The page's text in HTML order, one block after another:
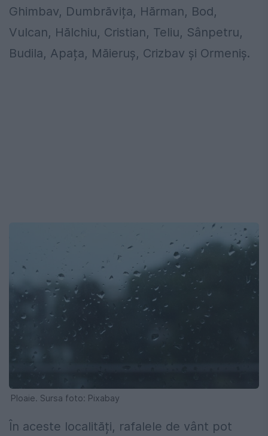
Ghimbav, Dumbrăvița, Hărman, Bod,
Vulcan, Hălchiu, Cristian, Teliu, Sânpetru,
Budila, Apața, Măieruș, Crizbav și Ormeniș.
Ploaie. Sursa foto: Pixabay
În aceste localități, rafalele de vânt pot